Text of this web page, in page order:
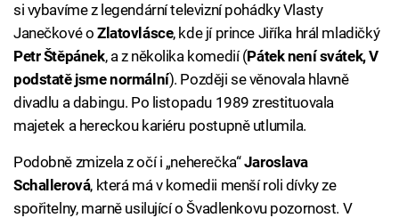
si vybavíme z legendární televizní pohádky Vlasty
Janečkové o Zlatovlásce, kde jí prince Jiříka hrál mladičký
Petr Štěpánek, a z několika komedií (Pátek není svátek, V
podstatě jsme normální). Později se věnovala hlavně
divadlu a dabingu. Po listopadu 1989 zrestituovala
majetek a hereckou kariéru postupně utlumila.
Podobně zmizela z očí i „neherečka“Jaroslava
Schallerová, která má v komedii menší roli dívky ze
spořitelny, marně usilující o Švadlenkovu pozornost. V